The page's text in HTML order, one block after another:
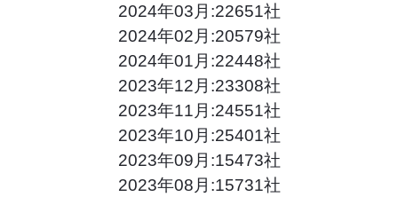
2024年03月:22651社
2024年02月:20579社
2024年01月:22448社
2023年12月:23308社
2023年11月:24551社
2023年10月:25401社
2023年09月:15473社
2023年08月:15731社